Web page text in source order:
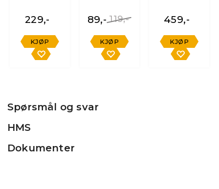
229,-
KJØP
119,-
89,-
KJØP
459,-
KJØP
Spørsmål og svar
HMS
Dokumenter